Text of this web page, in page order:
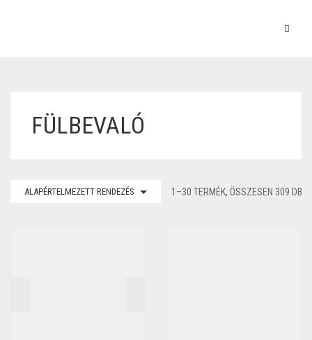
FÜLBEVALÓ
ALAPÉRTELMEZETT RENDEZÉS 1–30 TERMÉK, ÖSSZESEN 309 DB